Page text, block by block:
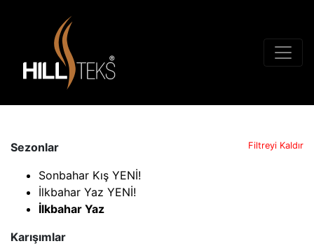
Sezonlar Filtreyi Kaldır
Sonbahar Kış YENİ!
İlkbahar Yaz YENİ!
İlkbahar Yaz
Karışımlar